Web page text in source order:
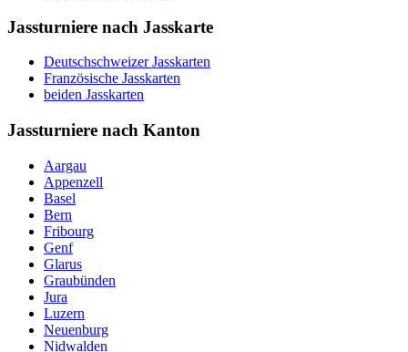
Jassturniere nach Jasskarte
Deutschschweizer Jasskarten
Französische Jasskarten
beiden Jasskarten
Jassturniere nach Kanton
Aargau
Appenzell
Basel
Bern
Fribourg
Genf
Glarus
Graubünden
Jura
Luzern
Neuenburg
Nidwalden